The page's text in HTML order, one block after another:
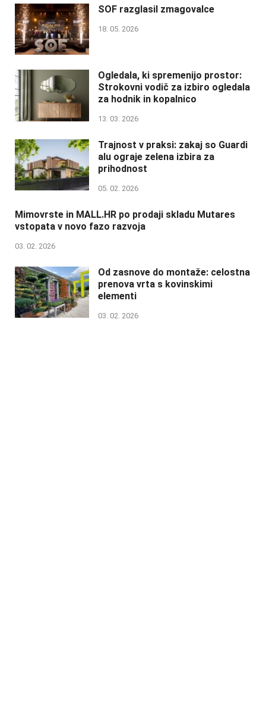
SOF razglasil zmagovalce
18. 05. 2026
Ogledala, ki spremenijo prostor:
Strokovni vodič za izbiro ogledala
za hodnik in kopalnico
13. 03. 2026
Trajnost v praksi: zakaj so Guardi
alu ograje zelena izbira za
prihodnost
05. 02. 2026
Mimovrste in MALL.HR po prodaji skladu Mutares
vstopata v novo fazo razvoja
03. 02. 2026
Od zasnove do montaže: celostna
prenova vrta s kovinskimi
elementi
03. 02. 2026